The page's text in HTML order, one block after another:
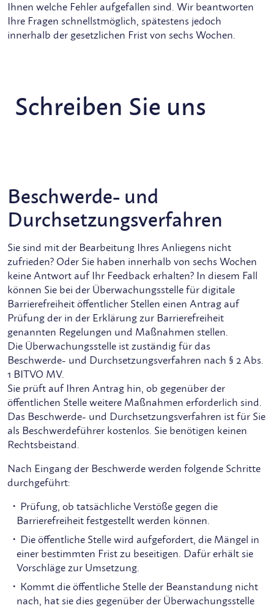
Ihnen welche Fehler aufgefallen sind. Wir beantworten
Ihre Fragen schnellstmöglich, spätestens jedoch
innerhalb der gesetzlichen Frist von sechs Wochen.
Schreiben Sie uns
Beschwerde- und
Durchsetzungsverfahren
Sie sind mit der Bearbeitung Ihres Anliegens nicht
zufrieden? Oder Sie haben innerhalb von sechs Wochen
keine Antwort auf Ihr Feedback erhalten? In diesem Fall
können Sie bei der Überwachungsstelle für digitale
Barrierefreiheit öffentlicher Stellen einen Antrag auf
Prüfung der in der Erklärung zur Barrierefreiheit
genannten Regelungen und Maßnahmen stellen.
Die Überwachungsstelle ist zuständig für das
Beschwerde- und Durchsetzungsverfahren nach § 2 Abs.
1 BITVO MV.
Sie prüft auf Ihren Antrag hin, ob gegenüber der
öffentlichen Stelle weitere Maßnahmen erforderlich sind.
Das Beschwerde- und Durchsetzungsverfahren ist für Sie
als Beschwerdeführer kostenlos. Sie benötigen keinen
Rechtsbeistand.
Nach Eingang der Beschwerde werden folgende Schritte
durchgeführt:
Prüfung, ob tatsächliche Verstöße gegen die
Barrierefreiheit festgestellt werden können.
Die öffentliche Stelle wird aufgefordert, die Mängel in
einer bestimmten Frist zu beseitigen. Dafür erhält sie
Vorschläge zur Umsetzung.
Kommt die öffentliche Stelle der Beanstandung nicht
nach, hat sie dies gegenüber der Überwachungsstelle